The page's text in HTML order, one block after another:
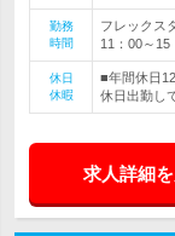
勤務
時間
フレックス
11：00～
休日
休暇
■年間休日
休日出勤し
求人詳細